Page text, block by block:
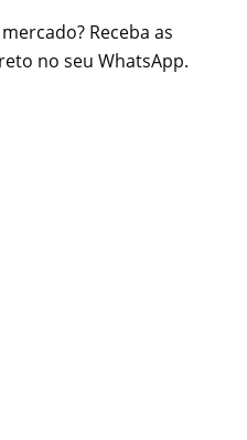
Receba as
no seu WhatsApp.